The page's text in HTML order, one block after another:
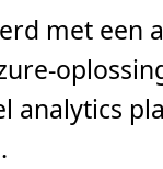
met een
analytics